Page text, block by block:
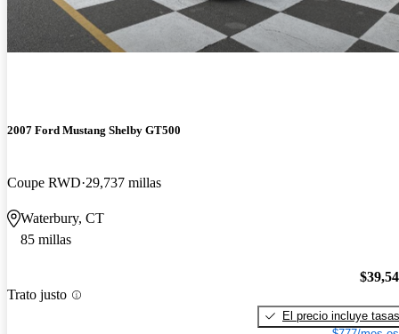
2007 Ford Mustang Shelby GT500
Coupe RWD 29,737 millas
Waterbury, CT
85 millas
Trato justo
El precio incluye tasas